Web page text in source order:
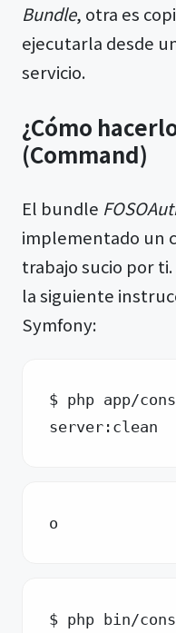
Bundle, otra es
ejecutarla desde
servicio.
¿Cómo
(Command)
El bundle
implementado un
trabajo sucio por
la siguiente
Symfony:
$ php app/
server:clean
o
$ php bin/